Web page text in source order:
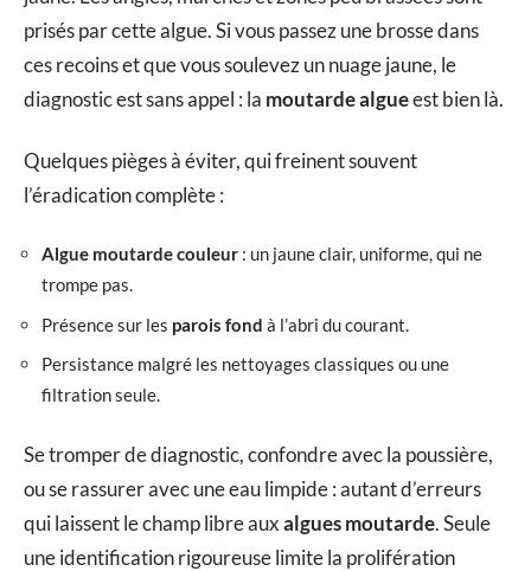
prisés par cette algue. Si vous passez une brosse dans
ces recoins et que vous soulevez un nuage jaune, le
diagnostic est sans appel : la moutarde algueest bien là.
Quelques pièges à éviter, qui freinent souvent
l’éradication complète :
Algue moutarde couleur : un jaune clair, uniforme, qui ne
trompe pas.
Présence sur les parois fond à l’abri du courant.
Persistance malgré les nettoyages classiques ou une
filtration seule.
Se tromper de diagnostic, confondre avec la poussière,
ou se rassurer avec une eau limpide : autant d’erreurs
qui laissent le champ libre auxalgues moutarde. Seule
une identification rigoureuse limite la prolifération